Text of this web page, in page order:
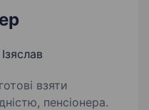
Ізяслав
взяти
пенсіонера.